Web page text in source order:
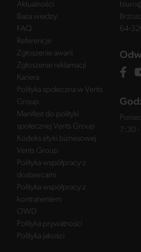
Aktualności
Baza wiedzy
FAQ
Referencje
Zgłoszenie awarii
Zgłoszenie reklamacji
Kariera
Polityka społeczna w Vents
Group
Manifest do polityki
społecznej Vents Group
Kodeks etyki biznesowej
Vents Group
Polityka współpracy z
dostawcami
Polityka współpracy z
kontrahentem
OWD
Polityka prywatności
Polityka jakości
64-
7:30